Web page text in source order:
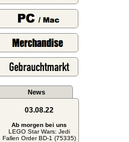
News
03.08.22
Ab morgen bei uns
LEGO Star Wars: Jedi
Fallen Order BD-1 (75335)